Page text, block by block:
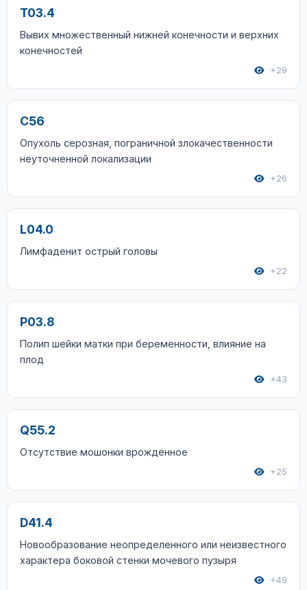
T03.4
Вывих множественный нижней конечности и верхних
конечностей
+29
C56
Опухоль серозная, пограничной злокачественности
неуточненной локализации
+26
L04.0
Лимфаденит острый головы
+22
P03.8
Полип шейки матки при беременности, влияние на
плод
+43
Q55.2
Отсутствие мошонки врожденное
+25
D41.4
Новообразование неопределенного или неизвестного
характера боковой стенки мочевого пузыря
+49